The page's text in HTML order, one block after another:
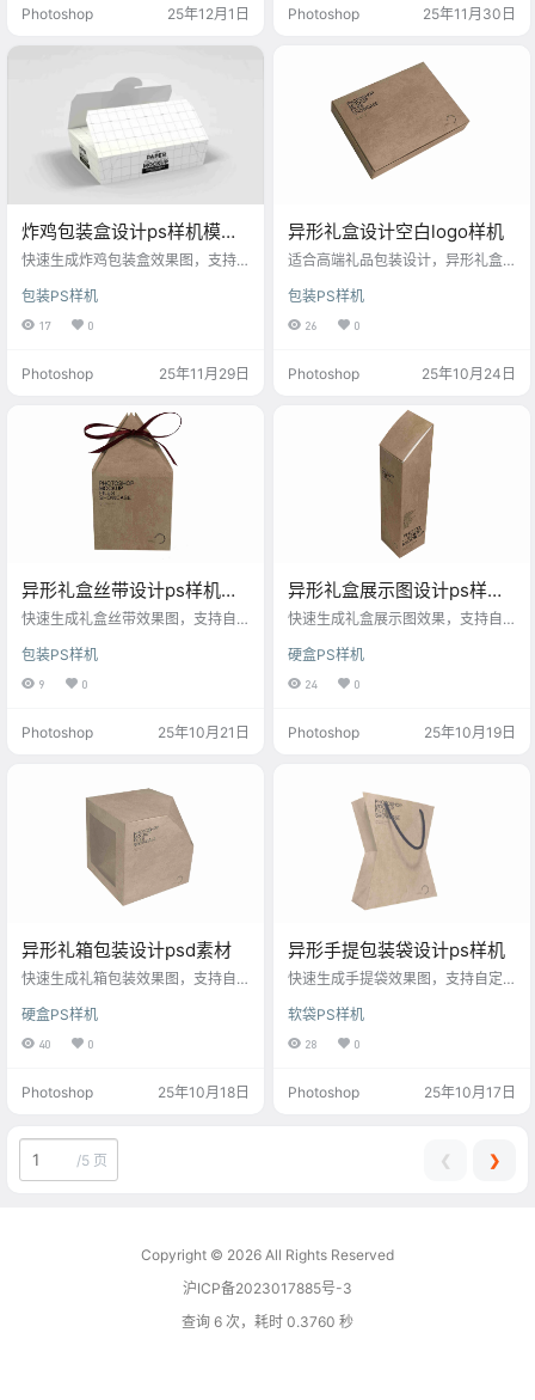
Photoshop 25年12月1日 Photoshop 25年11月30日
炸鸡包装盒设计ps样机模型
素材
快速生成炸鸡包装盒效果图，支持
牌宣传与营销设计。
包装PS样机
17 0
Photoshop 25年11月29日
异形礼盒设计空白logo样机
适合高端礼品包装设计，异形礼盒
示创意包装效果。
包装PS样机
26 0
Photoshop 25年10月24日
异形礼盒丝带设计ps样机模
型
快速生成礼盒丝带效果图，支持自
侈品等设计。
包装PS样机
9 0
Photoshop 25年10月21日
异形礼盒展示图设计ps样机
素材
快速生成礼盒展示图效果，支持自
侈品等设计。
硬盒PS样机
24 0
Photoshop 25年10月19日
异形礼箱包装设计psd素材
快速生成礼箱包装效果图，支持自
侈品等设计。
硬盒PS样机
40 0
Photoshop 25年10月18日
异形手提包装袋设计ps样机
快速生成手提袋效果图，支持自定
品等设计。
软袋PS样机
28 0
Photoshop 25年10月17日
/5 页 ❮ ❯
Copyright © 2026 All Rights Reserved
沪ICP备2023017885号-3
查询 6 次，耗时 0.3760 秒